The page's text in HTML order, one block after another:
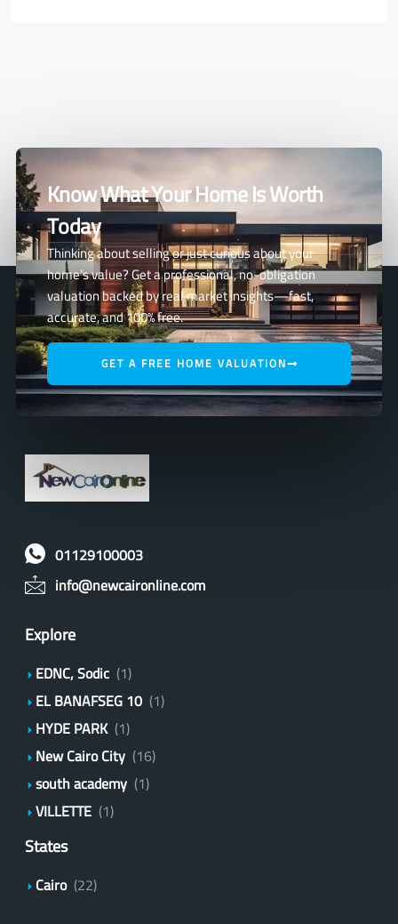
Know What Your Home Is Worth
Today
Thinking about selling or just curious about your
home’s value? Get a professional, no-obligation
valuation backed by real market insights—fast,
accurate, and 100% free.
GET A FREE HOME VALUATION
01129100003
info@newcaironline.com
Explore
EDNC, Sodic (1)
EL BANAFSEG 10 (1)
HYDE PARK (1)
New Cairo City (16)
south academy (1)
VILLETTE (1)
States
Cairo (22)